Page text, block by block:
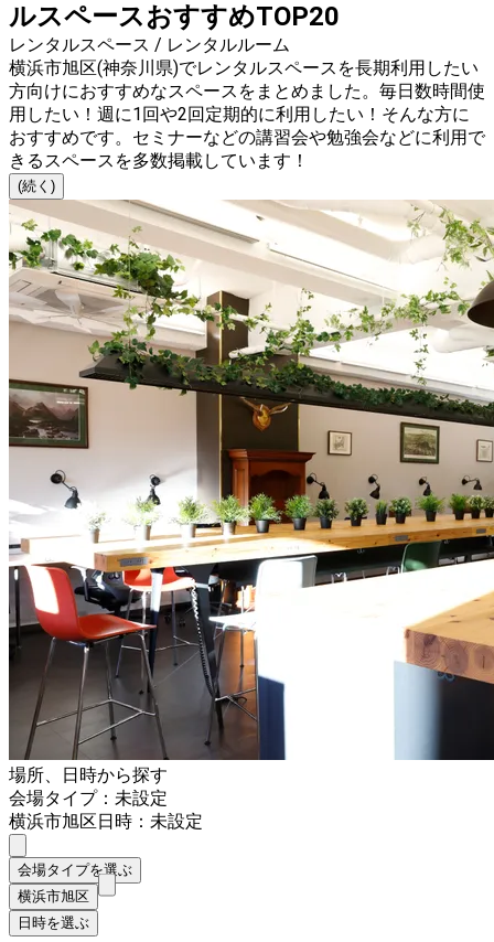
ルスペースおすすめTOP20
レンタルスペース / レンタルルーム
横浜市旭区(神奈川県)でレンタルスペースを長期利用したい
方向けにおすすめなスペースをまとめました。毎日数時間使
用したい！週に1回や2回定期的に利用したい！そんな方に
おすすめです。セミナーなどの講習会や勉強会などに利用で
きるスペースを多数掲載しています！
(続く)
場所、日時から探す
会場タイプ：未設定
横浜市旭区日時：未設定
会場タイプを選ぶ
横浜市旭区
日時を選ぶ